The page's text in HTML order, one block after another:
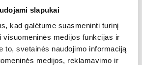
slapukai
kad galėtume suasmeninti turinį
visuomeninės medijos funkcijas ir
to, svetainės naudojimo informaciją
medijos, reklamavimo ir